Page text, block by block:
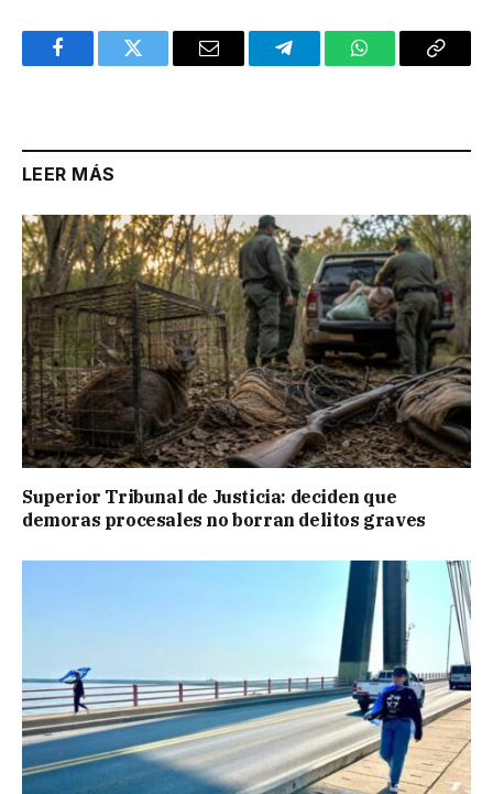
FacebookTwitter Email TelegramWhatsAppCopy
LEER MÁS
Superior Tribunal de Justicia: deciden que
demoras procesales no borran delitos graves